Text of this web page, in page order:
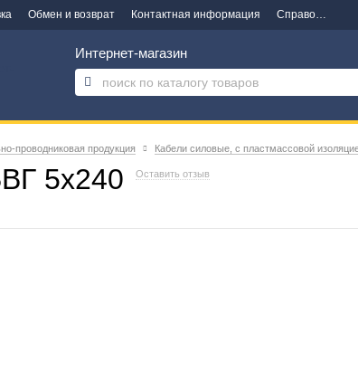
Обмен и возврат Контактная информация Справочная информация
Интернет-магазин
проводниковая продукция Кабели силовые, с пластмассовой
5х240 Оставить отзыв